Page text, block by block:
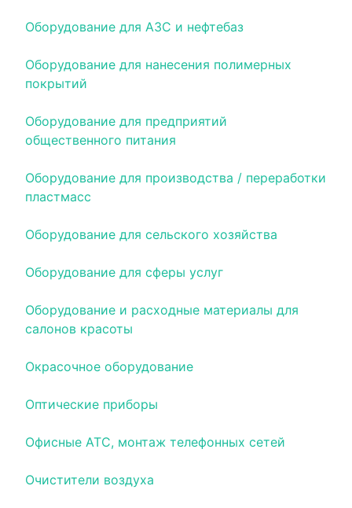
Оборудование для АЗС и нефтебаз
Оборудование для нанесения полимерных
покрытий
Оборудование для предприятий
общественного питания
Оборудование для производства / переработки
пластмасс
Оборудование для сельского хозяйства
Оборудование для сферы услуг
Оборудование и расходные материалы для
салонов красоты
Окрасочное оборудование
Оптические приборы
Офисные АТС, монтаж телефонных сетей
Очистители воздуха